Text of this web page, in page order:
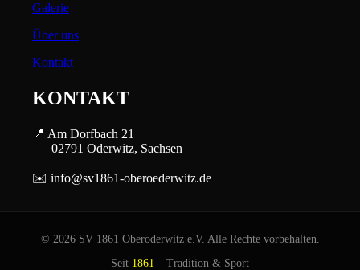
Galerie
Über uns
Kontakt
KONTAKT
📍 Am Dorfbach 21
02791 Oderwitz, Sachsen
✉️ info@sv1861-oberoederwitz.de
© 2026 SV 1861 Oberoderwitz e.V. Alle Rechte vorbehalten.
Seit 1861 – Tradition & Sport